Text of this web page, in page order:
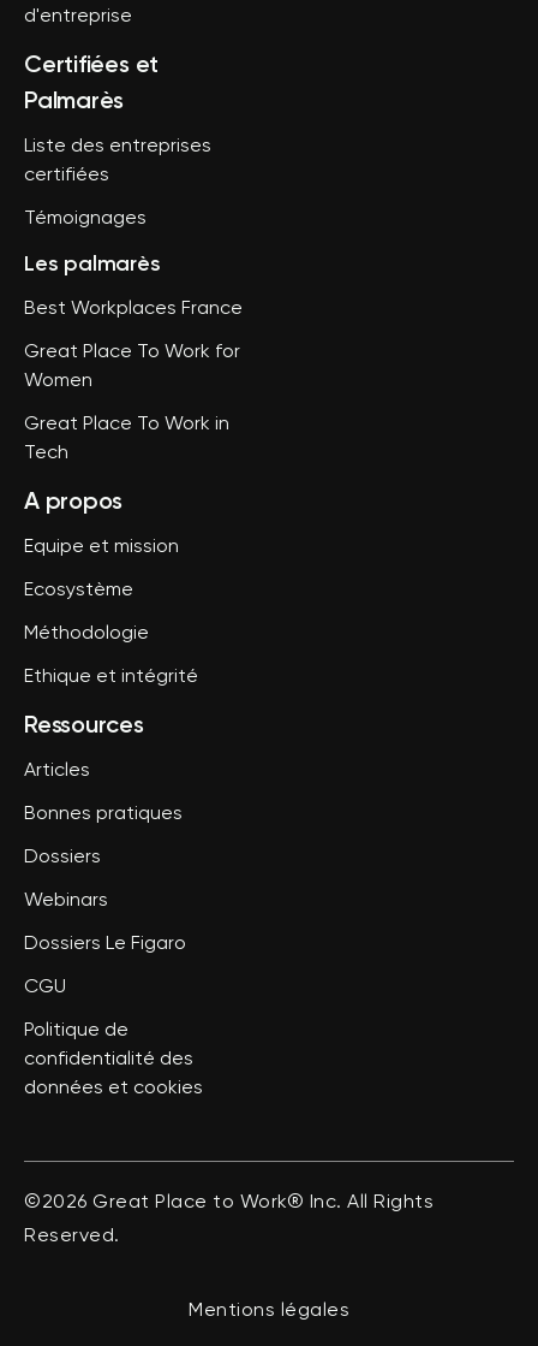
d'entreprise
Certifiées et
Palmarès
Liste des entreprises
certifiées
Témoignages
Les palmarès
Best Workplaces France
Great Place To Work for
Women
Great Place To Work in
Tech
A propos
Equipe et mission
Ecosystème
Méthodologie
Ethique et intégrité
Ressources
Articles
Bonnes pratiques
Dossiers
Webinars
Dossiers Le Figaro
CGU
Politique de
confidentialité des
données et cookies
©2026 Great Place to Work® Inc. All Rights
Reserved.
Mentions légales